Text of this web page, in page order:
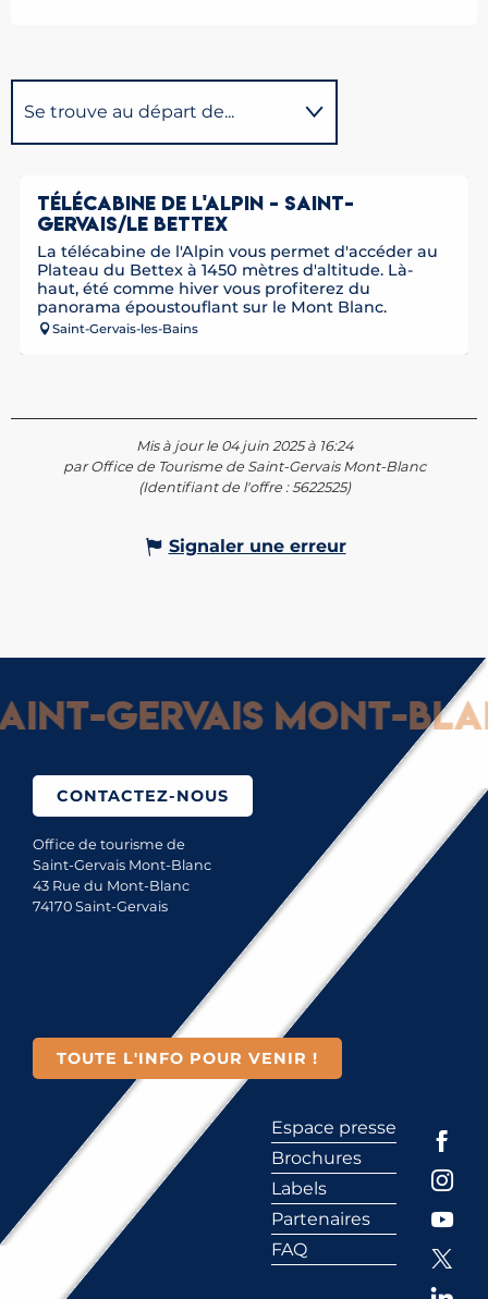
Se trouve au départ de...
Se trouve sur le parcours de...
TÉLÉCABINE DE L'ALPIN - SAINT-
GERVAIS/LE BETTEX
La télécabine de l'Alpin vous permet d'accéder au
Plateau du Bettex à 1450 mètres d'altitude. Là-
haut, été comme hiver vous profiterez du
panorama époustouflant sur le Mont Blanc.
Saint-Gervais-les-Bains
Mis à jour le 04 juin 2025 à 16:24
par Office de Tourisme de Saint-Gervais Mont-Blanc
(Identifiant de l'offre :5622525)
Signaler une erreur
Gervais Mont-
CONTACTEZ-NOUS
Office de tourisme de
Saint-Gervais Mont-Blanc
43 Rue du Mont-Blanc
74170 Saint-Gervais
TOUTE L'INFO POUR VENIR !
Espace presse
Brochures
Labels
Partenaires
FAQ